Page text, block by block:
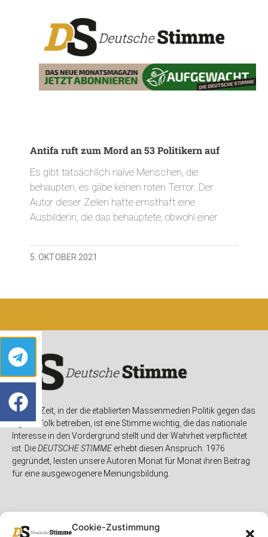
Cookie-Zustimmung
Antifa ruft zum Mord an 53 Politikern auf
Es gibt tatsächlich naive Menschen, die
behaupten, es gäbe keinen roten Terror. Der
Autor dieser Zeilen hatte ernsthaft eine
Ausbilderin, die das behauptete, obwohl einer
5. OKTOBER 2021
In einer Zeit, in der die etablierten Massenmedien Politik gegen das
eigene Volk betreiben, ist eine Stimme wichtig, die das nationale
Interesse in den Vordergrund stellt und der Wahrheit verpflichtet
ist. DieDEUTSCHE STIMMEerhebt diesen Anspruch. 1976
gegründet, leisten unsere Autoren Monat für Monat ihren Beitrag
für eine ausgewogenere Meinungsbildung.